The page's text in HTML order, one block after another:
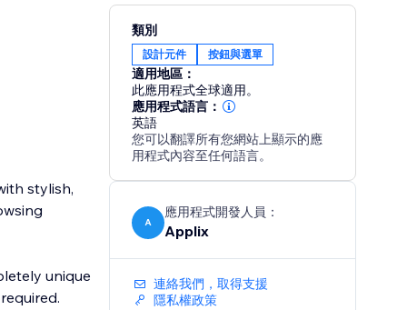
stylish,
unique
類別
設計元件 按鈕與選單
適用地區：
此應用程式全球適用。
應用程式語言：
英語
您可以翻譯所有您網站上顯示的應
用程式內容至任何語言。
A
應用程式開發人員：
Applix
連絡我們，取得支援
隱私權政策